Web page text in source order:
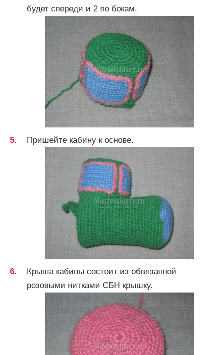
будет спереди и 2 по бокам.
Пришейте кабину к основе.
Крыша кабины состоит из обвязанной
розовыми нитками СБН крышку.